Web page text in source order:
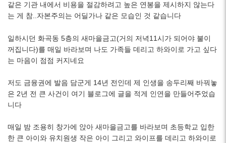
같은 기관 내에서 비용을 절감하려고 높은 연봉을 제시하지 않는다
는 게 참..자본주의는 어딜가나 같은 모습인 것 같습니다
일하시던 화곡동 5층의 새마을금고(거의 저녁11시가 되어야 불이
꺼집니다)를 매일 바라보며 나도 가족들 데리고 하와이로 가고 싶다
는 마음이 점점 커지네요
저도 금융권에 발음 담군게 14년 전인데 제 인생을 송두리째 바꿔놓
은 2년 전 큰 사건이 여기 블로그에 글을 적게 인연을 만들어주었습
니다
매일 밤 조용히 창가에 앉아 새마을금고를 바라보며 초등학교 입한
한 큰 아이와 유치원생 작은 아이 그리고 와이프를 데리고 하와이로